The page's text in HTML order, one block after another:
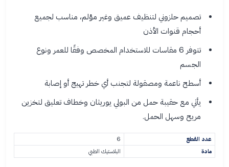
تصميم حلزوني لتنظيف عميق وغير مؤلم، مناسب لجميع
أحجام قنوات الأذن
تتوفر 6 مقاسات للاستخدام المخصص وفقًا للعمر ونوع
الجسم
أسطح ناعمة ومصقولة لتجنب أي خطر تهيج أو إصابة
يأتي مع حقيبة حمل من البولي يوريثان وخطاف تعليق لتخزين
مريح وسهل الحمل.
عدد القطع
6
مادة
البلاستيك الطبي